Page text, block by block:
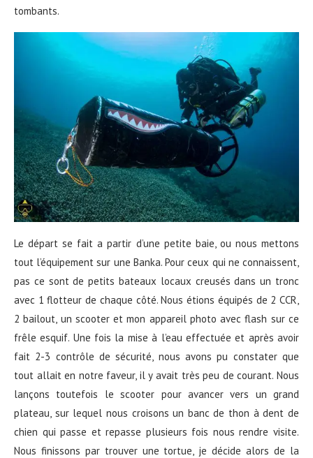
tombants.
Le départ se fait a partir d’une petite baie, ou nous mettons
tout l’équipement sur une Banka. Pour ceux qui ne connaissent,
pas ce sont de petits bateaux locaux creusés dans un tronc
avec 1 flotteur de chaque côté. Nous étions équipés de 2 CCR,
2 bailout, un scooter et mon appareil photo avec flash sur ce
frêle esquif. Une fois la mise à l’eau effectuée et après avoir
fait 2-3 contrôle de sécurité, nous avons pu constater que
tout allait en notre faveur, il y avait très peu de courant. Nous
lançons toutefois le scooter pour avancer vers un grand
plateau, sur lequel nous croisons un banc de thon à dent de
chien qui passe et repasse plusieurs fois nous rendre visite.
Nous finissons par trouver une tortue, je décide alors de la